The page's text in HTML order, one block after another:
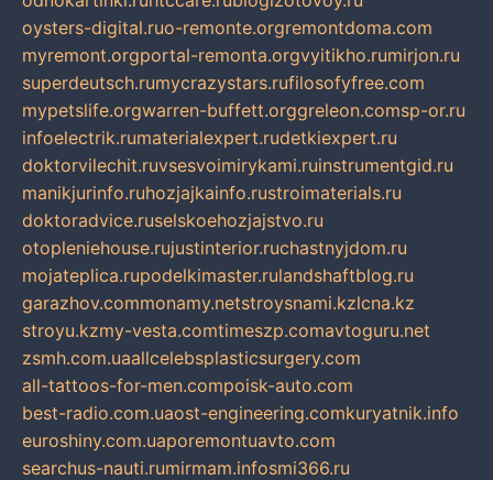
oysters-digital.ruo-remonte.orgremontdoma.com
myremont.orgportal-remonta.orgvyitikho.rumirjon.ru
superdeutsch.rumycrazystars.rufilosofyfree.com
mypetslife.orgwarren-buffett.orggreleon.comsp-or.ru
infoelectrik.rumaterialexpert.rudetkiexpert.ru
doktorvilechit.ruvsesvoimirykami.ruinstrumentgid.ru
manikjurinfo.ruhozjajkainfo.rustroimaterials.ru
doktoradvice.ruselskoehozjajstvo.ru
otopleniehouse.rujustinterior.ruchastnyjdom.ru
mojateplica.rupodelkimaster.rulandshaftblog.ru
garazhov.commonamy.netstroysnami.kzlcna.kz
stroyu.kzmy-vesta.comtimeszp.comavtoguru.net
zsmh.com.uaallcelebsplasticsurgery.com
all-tattoos-for-men.compoisk-auto.com
best-radio.com.uaost-engineering.comkuryatnik.info
euroshiny.com.uaporemontuavto.com
searchus-nauti.rumirmam.infosmi366.ru